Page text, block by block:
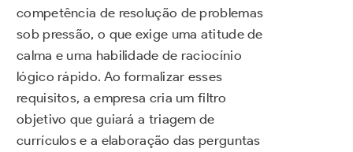
competência de resolução de problemas
sob pressão, o que exige uma atitude de
calma e uma habilidade de raciocínio
lógico rápido. Ao formalizar esses
requisitos, a empresa cria um filtro
objetivo que guiará a triagem de
currículos e a elaboração das perguntas